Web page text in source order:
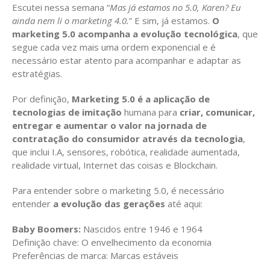
Escutei nessa semana “Mas já estamos no 5.0, Karen? Eu
ainda nem li o marketing 4.0.” E sim, já estamos. O
marketing 5.0 acompanha a evolução tecnológica, que
segue cada vez mais uma ordem exponencial e é
necessário estar atento para acompanhar e adaptar as
estratégias.
Por definição, Marketing 5.0 é a aplicação de
tecnologias de imitação humana para criar, comunicar,
entregar e aumentar o valor na jornada de
contratação do consumidor através da tecnologia,
que inclui I.A, sensores, robótica, realidade aumentada,
realidade virtual, Internet das coisas e Blockchain.
Para entender sobre o marketing 5.0, é necessário
entender a evolução das gerações até aqui:
Baby Boomers: Nascidos entre 1946 e 1964
Definição chave: O envelhecimento da economia
Preferências de marca: Marcas estáveis